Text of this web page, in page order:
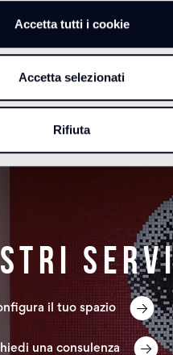
Accetta tutti i cookie
Accetta selezionati
Rifiuta
Vincent Darré è un
decorazione.
il tuo spazio
una consulenza